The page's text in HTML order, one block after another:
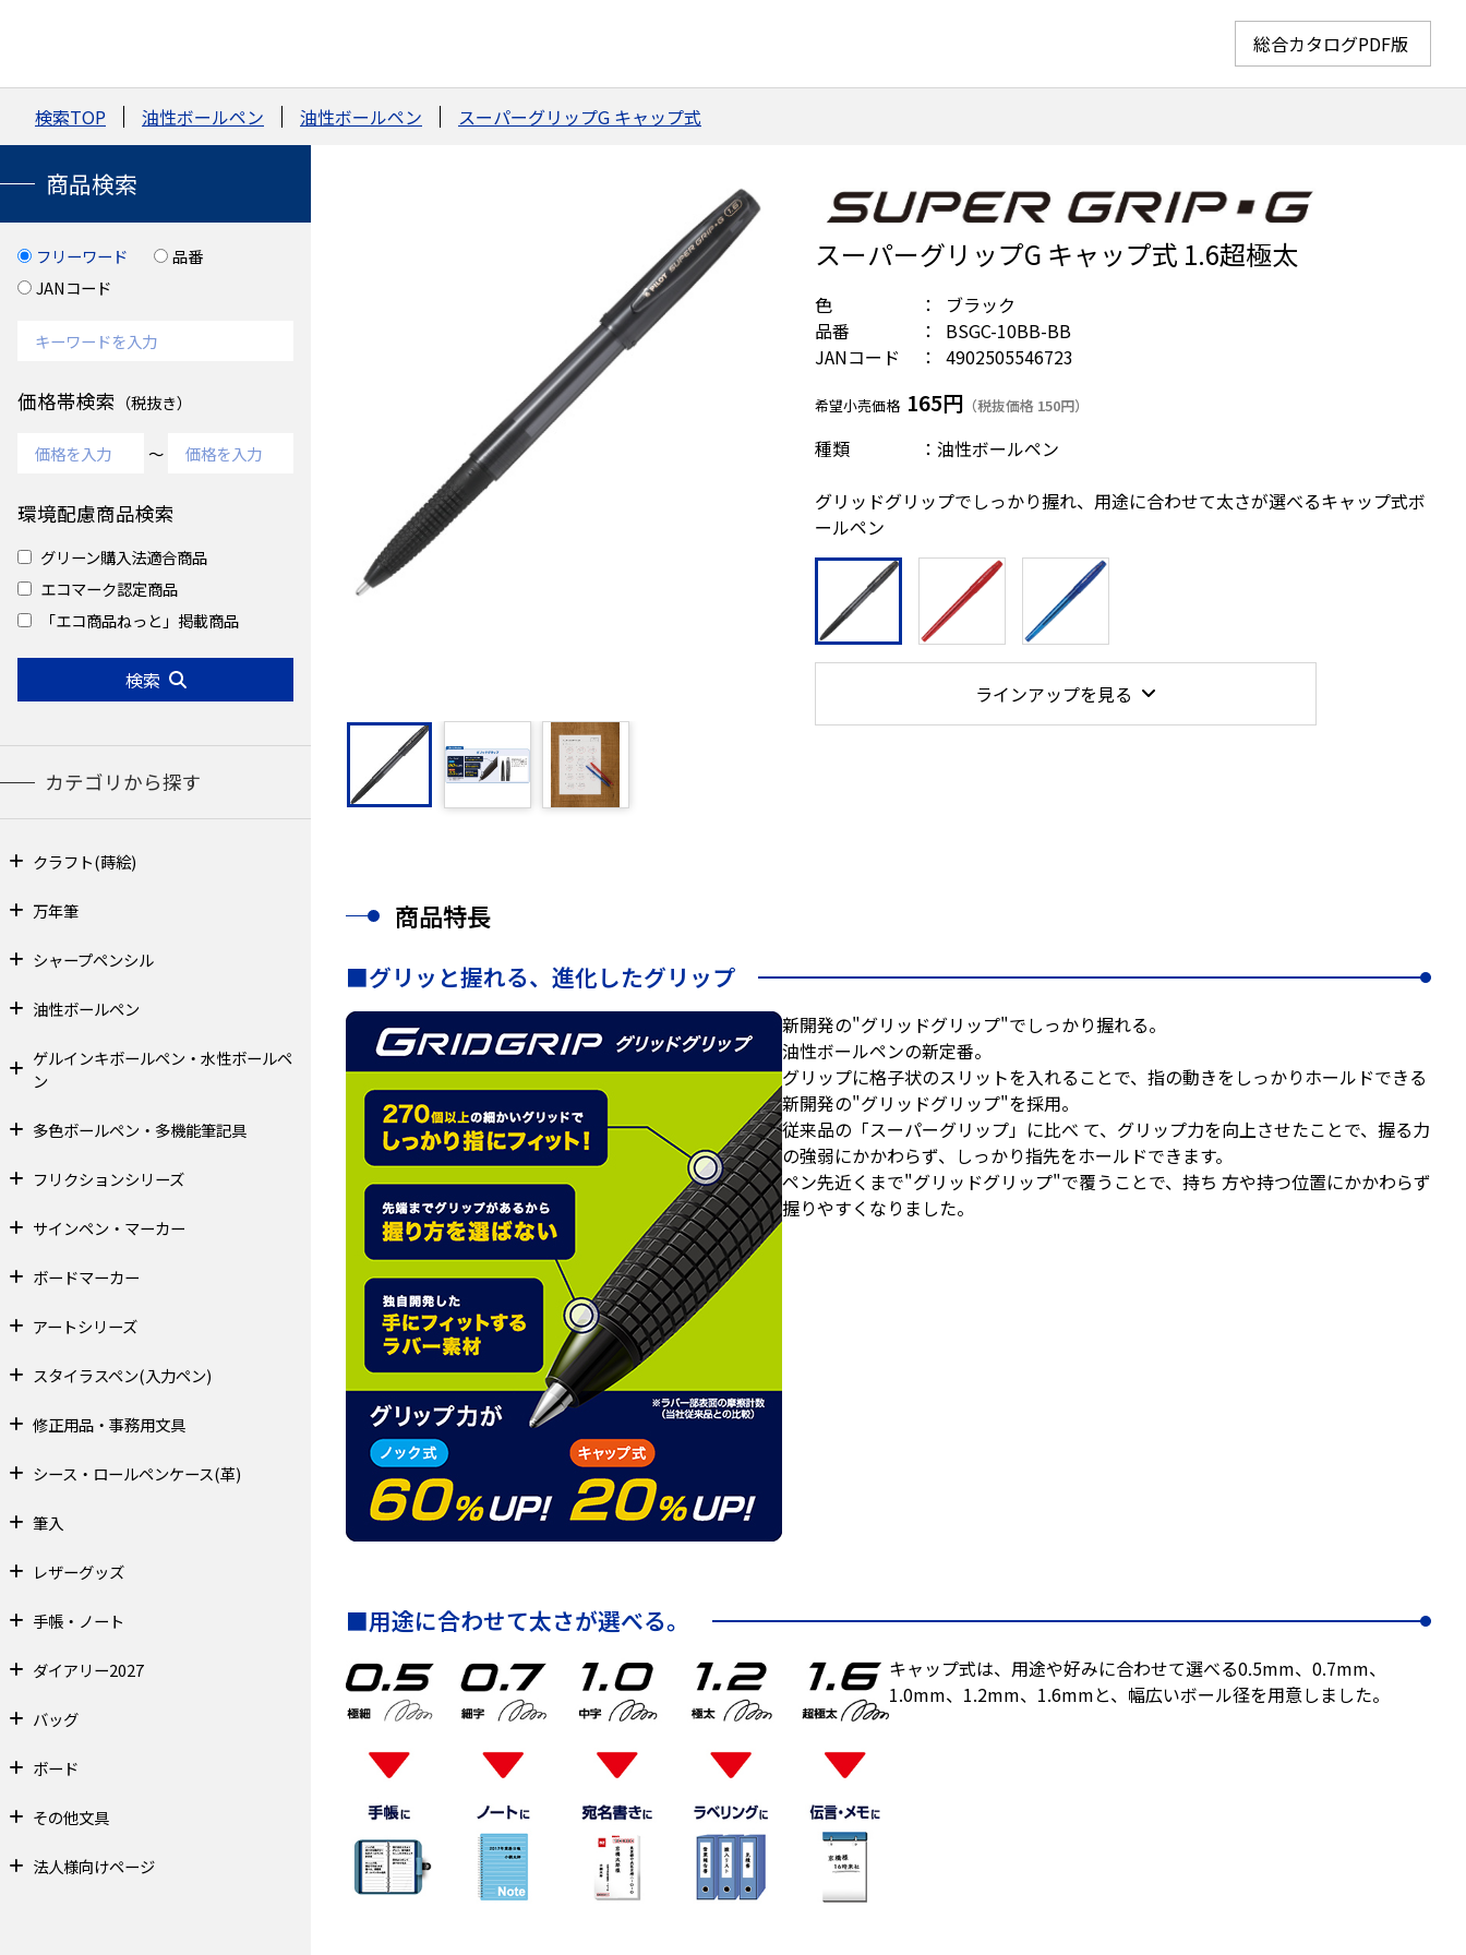
総合カタログPDF版
検索TOP 油性ボールペン 油性ボールペン スーパーグリップG キャップ式
スーパーグリップG キャップ式 1.6超極太
色
ブラック
品番
BSGC-10BB-BB
JANコード
4902505546723
希望小売価格 165円 （税抜価格 150円）
種類 ：油性ボールペン
グリッドグリップでしっかり握れ、用途に合わせて太さが選べるキャップ式ボ
ールペン
ラインアップを見る
商品特長
■グリッと握れる、進化したグリップ
新開発の"グリッドグリップ"でしっかり握れる。
油性ボールペンの新定番。
グリップに格子状のスリットを入れることで、指の動きをしっかりホールドできる
新開発の"グリッドグリップ"を採用。
従来品の「スーパーグリップ」に比べ て、グリップ力を向上させたことで、握る力
の強弱にかかわらず、しっかり指先をホールドできます。
ペン先近くまで"グリッドグリップ"で覆うことで、持ち 方や持つ位置にかかわらず
握りやすくなりました。
■用途に合わせて太さが選べる。
キャップ式は、用途や好みに合わせて選べる0.5mm、0.7mm、
1.0mm、1.2mm、1.6mmと、幅広いボール径を用意しました。
商品検索
フリーワード
品番
JANコード
価格帯検索 （税抜き）
～
環境配慮商品検索
グリーン購入法適合商品
エコマーク認定商品
「エコ商品ねっと」掲載商品
検索
カテゴリから探す
クラフト(蒔絵)
万年筆
シャープペンシル
油性ボールペン
ゲルインキボールペン・水性ボールペ
ン
多色ボールペン・多機能筆記具
フリクションシリーズ
サインペン・マーカー
ボードマーカー
アートシリーズ
スタイラスペン(入力ペン)
修正用品・事務用文具
シース・ロールペンケース(革)
筆入
レザーグッズ
手帳・ノート
ダイアリー2027
バッグ
ボード
その他文具
法人様向けページ